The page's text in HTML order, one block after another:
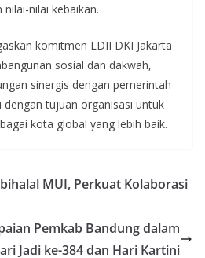
nilai kebaikan.
komitmen LDII DKI Jakarta
sosial dan dakwah,
sinergis dengan pemerintah
dengan tujuan organisasi untuk
kota global yang lebih baik.
MUI, Perkuat Kolaborasi
Pemkab Bandung dalam
Jadi ke-384 dan Hari Kartini